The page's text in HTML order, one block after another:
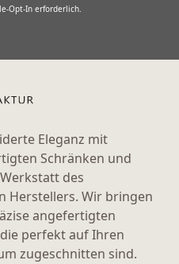
Opt-In erforderlich.
Eleganz mit
Schränken und
des
Herstellers. Wir bringen
angefertigten
perfekt auf Ihren
zugeschnitten sind.